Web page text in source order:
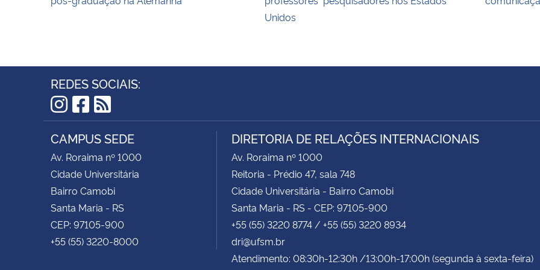
Unidos
REDES SOCIAIS:
Instagram
Facebook
RSS
CAMPUS SEDE
Av. Roraima nº 1000
Cidade Universitária
Bairro Camobi
Santa Maria - RS
CEP: 97105-900
+55 (55) 3220-8000
DIRETORIA DE RELAÇÕES INTERNACIONAIS
Av. Roraima nº 1000
Reitoria - Prédio 47, sala 748
Cidade Universitária - Bairro Camobi
Santa Maria - RS - CEP: 97105-900
+55 (55) 3220 8774 / +55 (55) 3220 8934
dri@ufsm.br
Atendimento: 08:30h-12:30h /13:00h-17:00h (segunda à sexta-feira)